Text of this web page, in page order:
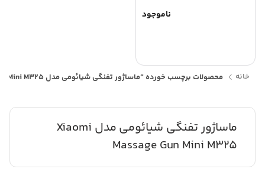
ناموجود
خانه محصولات برچسب خورده “ماساژور تفنگی شیائومی مدل Xiaomi Massage Gun Mini M325”
ماساژور تفنگی شیائومی مدل Xiaomi
Massage Gun Mini M325